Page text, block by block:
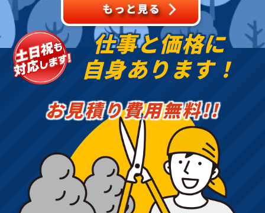
仕事と価格に
自身あります！
お見積り費用無料!!